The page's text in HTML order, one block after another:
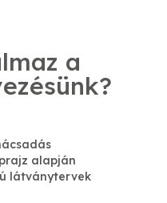
a
alapján
látványtervek